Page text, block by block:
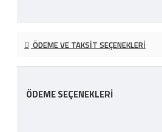
ÖDEME VE TAKSIT SEÇENEKLERI
ÖDEME SEÇENEKLERI